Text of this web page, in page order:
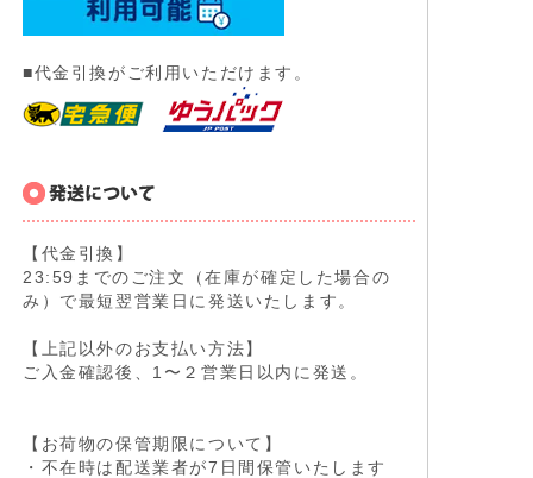
■代金引換がご利用いただけます。
【代金引換】
23:59までのご注文（在庫が確定した場合の
み）で最短翌営業日に発送いたします。
【上記以外のお支払い方法】
ご入金確認後、1〜２営業日以内に発送。
【お荷物の保管期限について】
・不在時は配送業者が7日間保管いたします